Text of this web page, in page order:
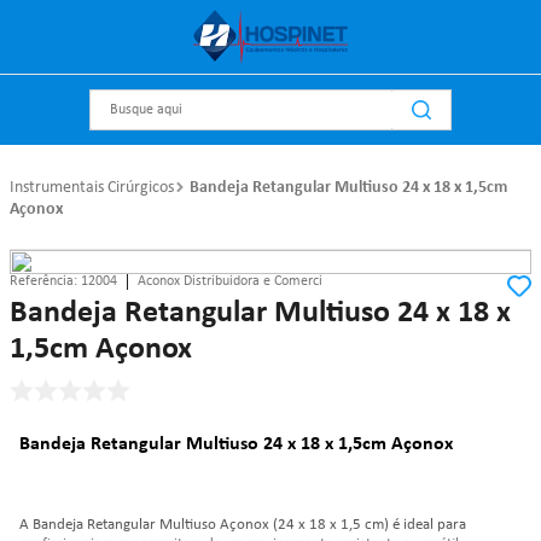
Instrumentais Cirúrgicos
Bandeja Retangular Multiuso 24 x 18 x 1,5cm
Açonox
Referência: 12004 Aconox Distribuidora e Comerci
Bandeja Retangular Multiuso 24 x 18 x
1,5cm Açonox
Bandeja Retangular Multiuso 24 x 18 x 1,5cm Açonox
A Bandeja Retangular Multiuso Açonox (24 x 18 x 1,5 cm) é ideal para